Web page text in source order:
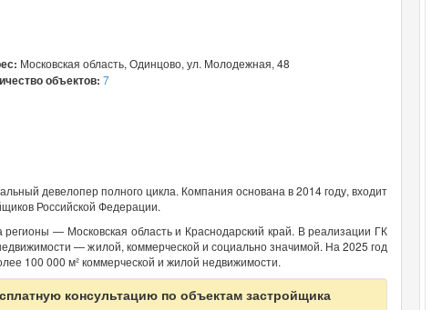
Московская область, Одинцово, ул. Молодежная, 48
объектов: 7
девелопер полного цикла. Компания основана в 2014 году, входит
Российской Федерации.
— Московская область и Краснодарский край. В реализации ГК
— жилой, коммерческой и социально значимой. На 2025 год
100 000 м² коммерческой и жилой недвижимости.
консультацию по объектам застройщика